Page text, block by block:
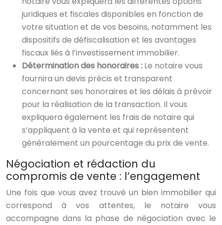
juridiques et fiscales disponibles en fonction de
votre situation et de vos besoins, notamment les
dispositifs de défiscalisation et les avantages
fiscaux liés à l’investissement immobilier.
Détermination des honoraires : Le notaire vous
fournira un devis précis et transparent
concernant ses honoraires et les délais à prévoir
pour la réalisation de la transaction. Il vous
expliquera également les frais de notaire qui
s’appliquent à la vente et qui représentent
généralement un pourcentage du prix de vente.
Négociation et rédaction du
compromis de vente : l’engagement
Une fois que vous avez trouvé un bien immobilier qui
correspond à vos attentes, le notaire vous
accompagne dans la phase de négociation avec le